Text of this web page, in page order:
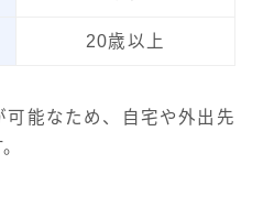
20歳以上
能なため、自宅や外出先